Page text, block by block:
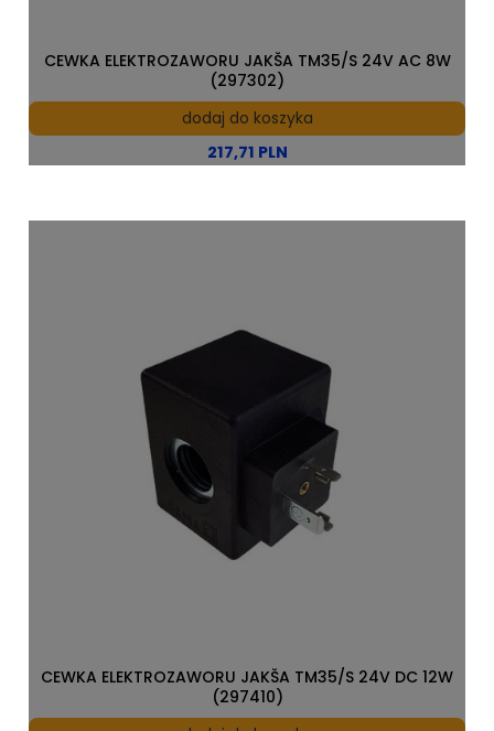
217,71 PLN
CEWKA ELEKTROZAWORU JAKŠA TM35/S 24V AC 8W
(297302)
dodaj do koszyka
CEWKA ELEKTROZAWORU JAKŠA TM35/S 24V DC 12W
(297410)